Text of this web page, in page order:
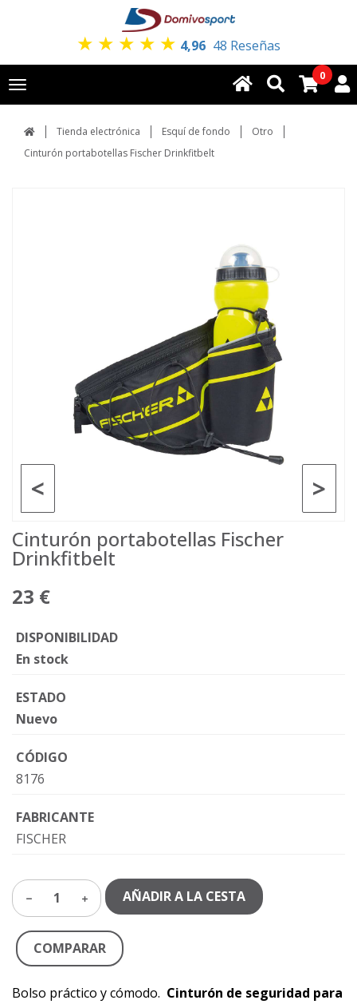
★ ★ ★ ★ ★ 4,96 48 Reseñas
Toggle
navigation
0
Tienda electrónica Esquí de fondo
Otro
Cinturón portabotellas Fischer Drinkfitbelt
>
<
Cinturón portabotellas Fischer
Drinkfitbelt
23 €
DISPONIBILIDAD
En stock
ESTADO
Nuevo
CÓDIGO
8176
FABRICANTE
FISCHER
1 AÑADIR A LA CESTA
COMPARAR
Bolso práctico y cómodo. Cinturón de seguridad para